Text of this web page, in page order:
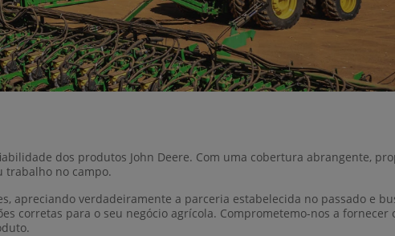
dos produtos John Deere. Com uma cobertura abrangente,
trabalho no campo.
apreciando verdadeiramente a parceria estabelecida no passado e
corretas para o seu negócio agrícola. Comprometemo-nos a